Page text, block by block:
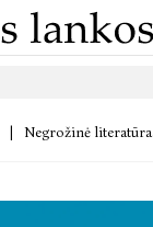
Negrožinė literatūra